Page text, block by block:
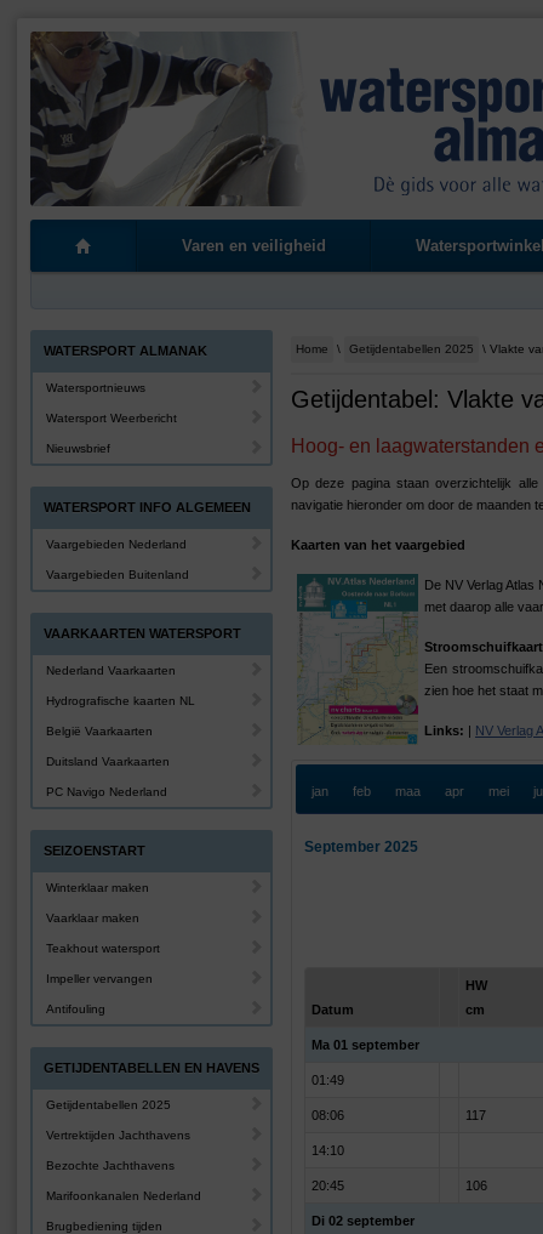
Varen en veiligheid
Home \ Getijdentabellen 2025 \ Vlakte
Getijdentabel: Vlakte
Hoog- en laagwaterstanden
Op deze pagina staan overzichtelijk
navigatie hieronder om door de maanden
Kaarten van het vaargebied
De NV Verlag
met daarop alle
Stroomschuifkaart
Een
zien hoe het staat
Links: | NV Verlag
jan feb maa apr mei
September 2025
Datum
HW
cm
Ma 01 september
01:49
08:06 117
14:10
20:45 106
Di 02 september
WATERSPORT ALMANAK
Watersportnieuws
Watersport Weerbericht
Nieuwsbrief
WATERSPORT INFO ALGEMEEN
Vaargebieden Nederland
Vaargebieden Buitenland
VAARKAARTEN WATERSPORT
Nederland Vaarkaarten
Hydrografische kaarten NL
België Vaarkaarten
Duitsland Vaarkaarten
PC Navigo Nederland
SEIZOENSTART
Winterklaar maken
Vaarklaar maken
Teakhout watersport
Impeller vervangen
Antifouling
GETIJDENTABELLEN EN HAVENS
Getijdentabellen 2025
Vertrektijden Jachthavens
Bezochte Jachthavens
Marifoonkanalen Nederland
Brugbediening tijden